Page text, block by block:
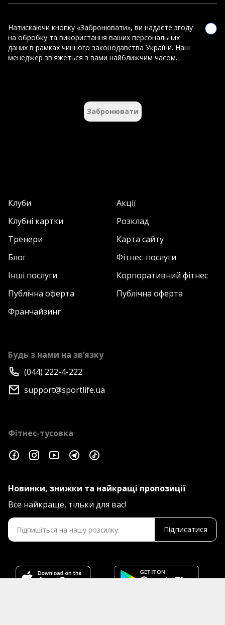
Натискаючи кнопку «Забронювати», ви надаєте згоду
на обробку та використання ваших персональних
даних в рамках чинного законодавства України. Наш
менеджер зв'яжеться з вами найближчим часом.
Забронювати
Клуби
Акції
Клубні картки
Розклад
Тренери
Карта сайту
Блог
Фітнес-послуги
Інші послуги
Корпоративний фітнес
Публічна оферта
Публічна оферта
Франчайзинг
Будь з нами на зв’язку
(044) 222-4-222
support@sportlife.ua
Фітнес-тусовка
Новинки, знижки та найкращі пропозиції
Все найкраще, тільки для вас!
Підписатися